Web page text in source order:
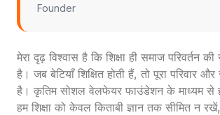
Founder
मेरा दृढ़ विश्वास है कि शिक्षा ही समाज परिवर्तन
है। जब बेटियाँ शिक्षित होती हैं, तो पूरा परिवार
है। कृतिम सोशल वेलफेयर फाउंडेशन के माध्यम से
हम शिक्षा को केवल किताबी ज्ञान तक सीमित न